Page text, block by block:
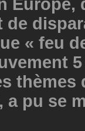
Europe,
« feu
thèmes
a pu se